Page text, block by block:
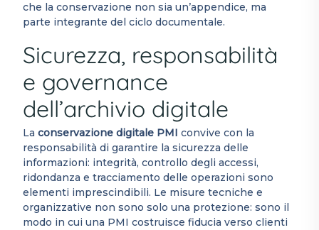
che la conservazione non sia un’appendice, ma
parte integrante del ciclo documentale.
Sicurezza, responsabilità
e governance
dell’archivio digitale
Laconservazione digitale PMI convive con la
responsabilità di garantire la sicurezza delle
informazioni: integrità, controllo degli accessi,
ridondanza e tracciamento delle operazioni sono
elementi imprescindibili. Le misure tecniche e
organizzative non sono solo una protezione: sono il
modo in cui una PMI costruisce fiducia verso clienti